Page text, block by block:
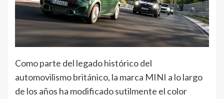
Como parte del legado histórico del
automovilismo británico, la marca MINI a lo largo
de los años ha modificado sutilmente el color